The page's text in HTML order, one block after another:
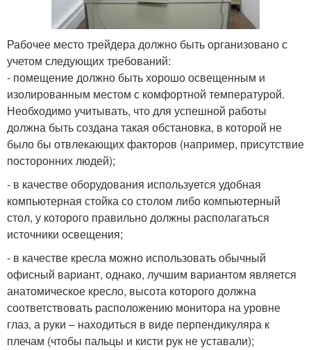
Рабочее место трейдера должно быть организовано с
учетом следующих требований:
- помещение должно быть хорошо освещенным и
изолированным местом с комфортной температурой.
Необходимо учитывать, что для успешной работы
должна быть создана такая обстановка, в которой не
было бы отвлекающих факторов (например, присутствие
посторонних людей);
- в качестве оборудования используется удобная
компьютерная стойка со столом либо компьютерный
стол, у которого правильно должны располагаться
источники освещения;
- в качестве кресла можно использовать обычный
офисный вариант, однако, лучшим вариантом является
анатомическое кресло, высота которого должна
соответствовать расположению монитора на уровне
глаз, а руки – находиться в виде перпендикуляра к
плечам (чтобы пальцы и кисти рук не уставали);